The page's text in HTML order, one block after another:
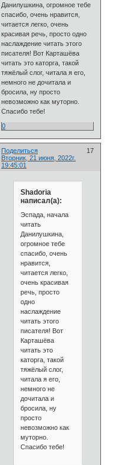
Данилушкина, огромное тебе
спасибо, очень нравится,
читается легко, очень
красивая речь, просто одно
наслаждение читать этого
писателя! Вот Карташёва
читать это каторга, такой
тяжёлый слог, читала я его,
немного не дочитала и
бросила, ну просто
невозможно как муторно.
Спасибо тебе!
0
Поделиться
17
Вторник, 21 июня, 2022г.
19:45:01
Shadoria
написал(а):
Эспада, начала
читать
Данилушкина,
огромное тебе
спасибо, очень
нравится,
читается легко,
очень красивая
речь, просто
одно
наслаждение
читать этого
писателя! Вот
Карташёва
читать это
каторга, такой
тяжёлый слог,
читала я его,
немного не
дочитала и
бросила, ну
просто
невозможно как
муторно.
Спасибо тебе!